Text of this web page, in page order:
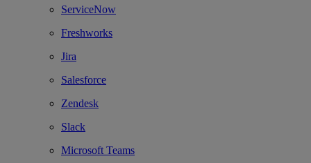
ServiceNow
Freshworks
Jira
Salesforce
Zendesk
Slack
Microsoft Teams